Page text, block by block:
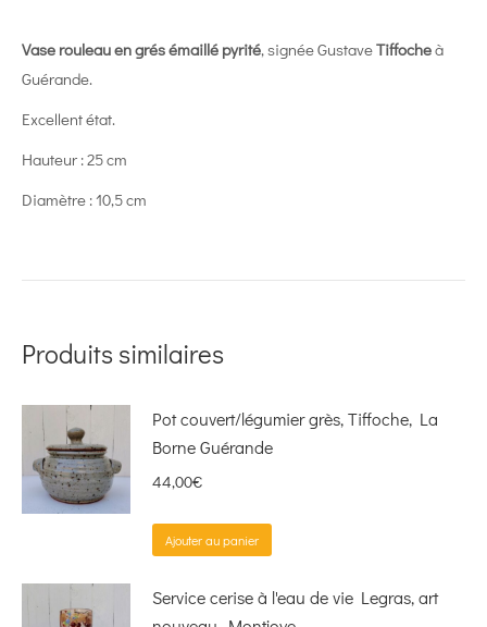
Vase rouleau en grés émaillé pyrité, signée GustaveTiffocheà
Guérande.
Excellent état.
Hauteur : 25 cm
Diamètre : 10,5 cm
Produits similaires
Pot couvert/légumier grès, Tiffoche, La
Borne Guérande
44,00€
Ajouter au panier
Service cerise à l'eau de vie Legras, art